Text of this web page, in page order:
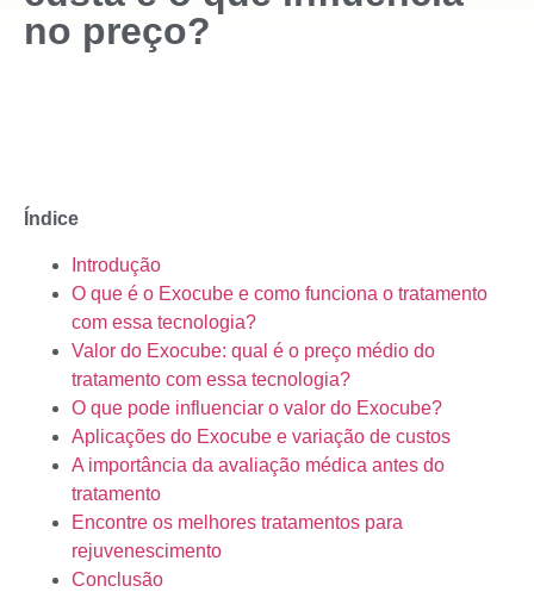
no preço?
Índice
Introdução
O que é o Exocube e como funciona o tratamento
com essa tecnologia?
Valor do Exocube: qual é o preço médio do
tratamento com essa tecnologia?
O que pode influenciar o valor do Exocube?
Aplicações do Exocube e variação de custos
A importância da avaliação médica antes do
tratamento
Encontre os melhores tratamentos para
rejuvenescimento
Conclusão